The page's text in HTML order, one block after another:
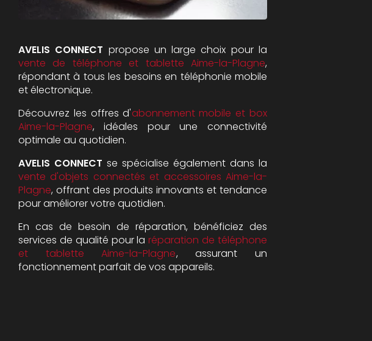
AVELIS CONNECT propose un large choix pour la
vente de téléphone et tablette Aime-la-Plagne,
répondant à tous les besoins en téléphonie mobile
et électronique.
Découvrez les offres d'abonnement mobile et box
Aime-la-Plagne, idéales pour une connectivité
optimale au quotidien.
AVELIS CONNECT se spécialise également dans la
vente d'objets connectés et accessoires Aime-la-
Plagne, offrant des produits innovants et tendance
pour améliorer votre quotidien.
En cas de besoin de réparation, bénéficiez des
services de qualité pour laréparation de téléphone
et tablette Aime-la-Plagne, assurant un
fonctionnement parfait de vos appareils.